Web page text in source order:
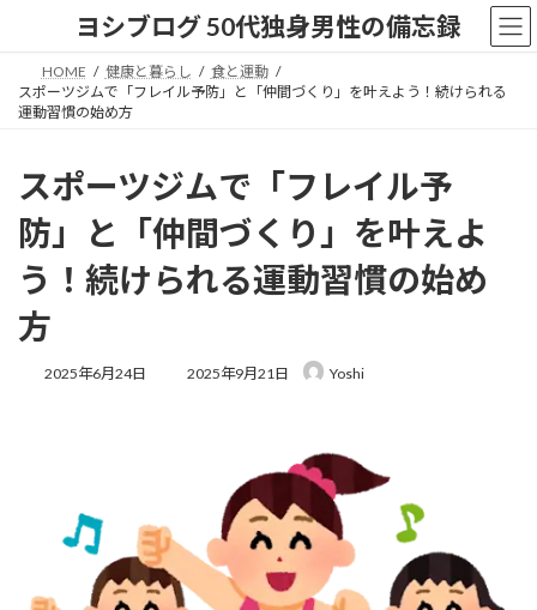
ヨシブログ 50代独身男性の備忘録
HOME 健康と暮らし
食と運動
スポーツジムで「フレイル予防」と「仲間づくり」を叶えよう！続けられる
運動習慣の始め方
スポーツジムで「フレイル予
防」と「仲間づくり」を叶えよ
う！続けられる運動習慣の始め
方
2025年6月24日
最
2025年9月21日 Yoshi